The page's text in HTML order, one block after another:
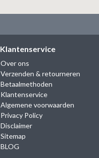
Klantenservice
Over ons
Verzenden & retourneren
Betaalmethoden
Klantenservice
Algemene voorwaarden
Privacy Policy
Disclaimer
Sitemap
BLOG